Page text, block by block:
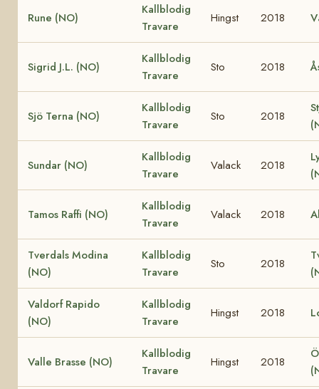
Rune (NO)
Kallblodig
Travare
Hingst 2018
Sigrid J.L. (NO)
Kallblodig
Travare
Sto 2018
Sjö Terna (NO)
Kallblodig
Travare
Sto 2018
Sundar (NO)
Kallblodig
Travare
Valack 2018
Tamos Raffi (NO)
Kallblodig
Travare
Valack 2018
Tverdals Modina
(NO)
Kallblodig
Travare
Sto 2018
Valdorf Rapido
(NO)
Kallblodig
Travare
Hingst 2018
Valle Brasse (NO)
Kallblodig
Travare
Hingst 2018